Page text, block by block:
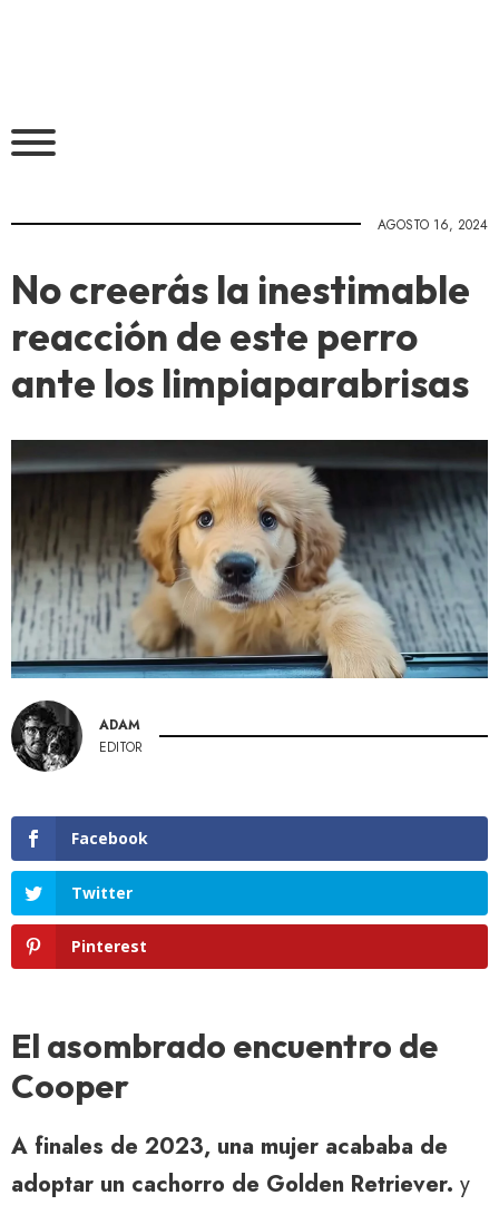
AGOSTO 16, 2024
No creerás la inestimable
reacción de este perro
ante los limpiaparabrisas
ADAM
EDITOR
Facebook
Twitter
Pinterest
El asombrado encuentro de
Cooper
A finales de 2023, una mujer acababa de
adoptar un cachorro de Golden Retriever. y